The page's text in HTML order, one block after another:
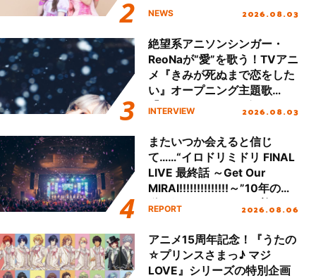
える」TVサイズ先行配信開
NEWS 2026.08.03
絶望系アニソンシンガー・
ReoNaが“愛”を歌う！TVアニ
メ『きみが死ぬまで恋をした
い』オープニング主題歌
「Amore」インタビュー
INTERVIEW 2026.08.03
またいつか会えると信じ
て……“イロドリミドリ FINAL
LIVE 最終話 ～Get Our
MIRAI!!!!!!!!!!!!!!～”10年の活
動を経てファイナルを迎える
REPORT 2026.08.06
アニメ15周年記念！『うたの
☆プリンスさまっ♪ マジ
LOVE』シリーズの特別企画